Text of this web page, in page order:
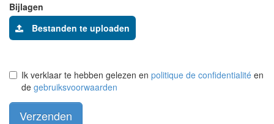
Bijlagen
Bestanden te uploaden
Ik verklaar te hebben gelezen en politique de confidentialité en
de gebruiksvoorwaarden
Verzenden